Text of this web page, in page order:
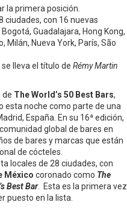
la primera posición.
ciudades, con 16 nuevas
Guadalajara, Hong Kong,
Milán, Nueva York, París, São
lleva el título de Rémy Martin
de The World’s 50 Best Bars,
esta noche como parte de una
España. En su 16ª edición,
global de bares en
de bares y marcas que están
de cócteles.
locales de 28 ciudades, con
México coronado como The
Best Bar. Esta es la primera vez
puesto en la lista.